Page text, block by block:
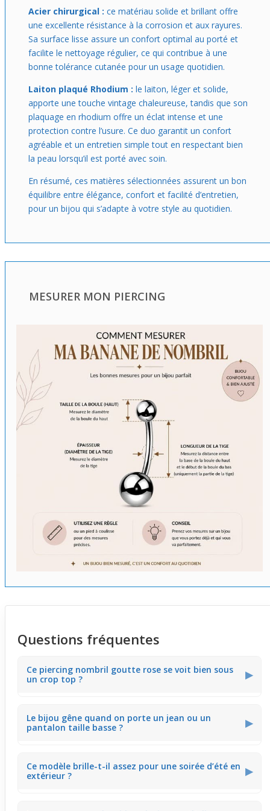
Acier chirurgical : ce matériau solide et brillant offre
une excellente résistance à la corrosion et aux rayures.
Sa surface lisse assure un confort optimal au porté et
facilite le nettoyage régulier, ce qui contribue à une
bonne tolérance cutanée pour un usage quotidien.
Laiton plaqué Rhodium : le laiton, léger et solide,
apporte une touche vintage chaleureuse, tandis que son
plaquage en rhodium offre un éclat intense et une
protection contre l’usure. Ce duo garantit un confort
agréable et un entretien simple tout en respectant bien
la peau lorsqu’il est porté avec soin.
En résumé, ces matières sélectionnées assurent un bon
équilibre entre élégance, confort et facilité d’entretien,
pour un bijou qui s’adapte à votre style au quotidien.
MESURER MON PIERCING
Questions fréquentes
Ce piercing nombril goutte rose se voit bien sous
un crop top ?
▶
tenues courtes comme un crop top. Sa couleur
lumineuse apporte un point d’attention naturel sur le
Le bijou gêne quand on porte un jean ou un
pantalon taille basse ?
▶
pendentif peut se faire sentir modérément contre la
peau. Cependant, son design fin limite l’inconfort lors des
Ce modèle brille-t-il assez pour une soirée d’été en
extérieur ?
▶